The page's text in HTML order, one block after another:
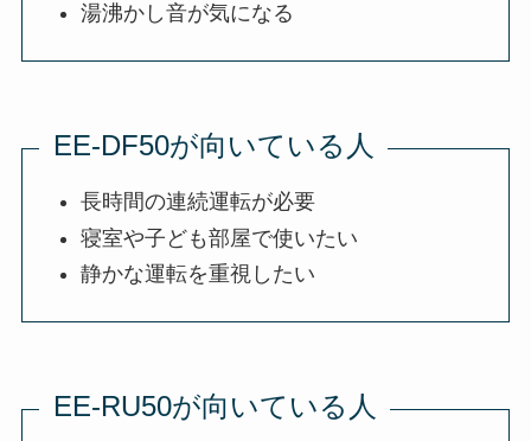
湯沸かし音が気になる
EE-DF50が向いている人
長時間の連続運転が必要
寝室や子ども部屋で使いたい
静かな運転を重視したい
EE-RU50が向いている人